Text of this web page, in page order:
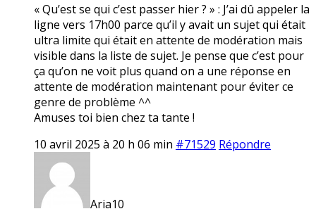
« Qu’est se qui c’est passer hier ? » : J’ai dû appeler la
ligne vers 17h00 parce qu’il y avait un sujet qui était
ultra limite qui était en attente de modération mais
visible dans la liste de sujet. Je pense que c’est pour
ça qu’on ne voit plus quand on a une réponse en
attente de modération maintenant pour éviter ce
genre de problème ^^
Amuses toi bien chez ta tante !
10 avril 2025 à 20 h 06 min #71529 Répondre
Aria10